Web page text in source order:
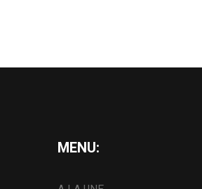
MENU: